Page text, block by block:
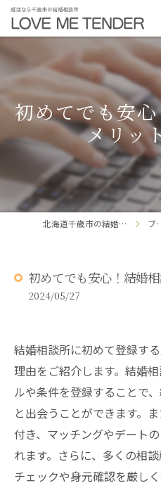
初めてでも安
メリッ
北海道千歳市の結婚相談所ならLOVE ME TENDER ブログ
初めてでも安心！結婚
2024/05/27
結婚相談所に初めて登録す
理由をご紹介します。結婚
ルや条件を登録することで
と出会うことができます。
付き、マッチングやデート
れます。さらに、多くの相
チェックや身元確認を厳し